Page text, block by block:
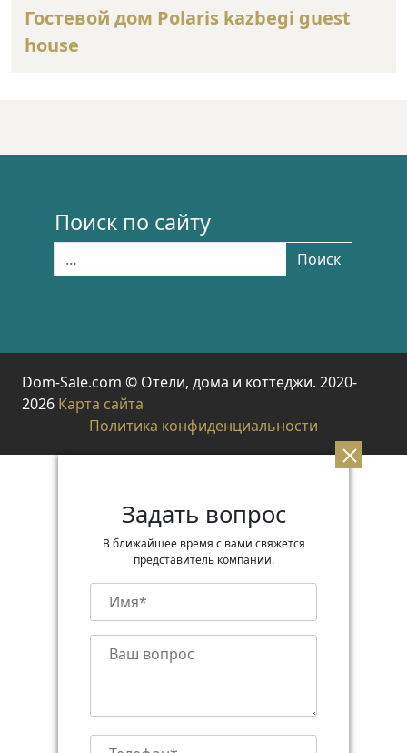
Гостевой дом Polaris kazbegi guest
house
Поиск по сайту
Поиск
Dom-Sale.com © Отели, дома и коттеджи. 2020-
2026 Карта сайта
Политика конфиденциальности
Задать вопрос
В ближайшее время с вами свяжется
представитель компании.